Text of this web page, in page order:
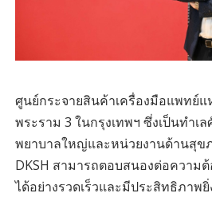
ศูนย์กระจายสินค้าเครื่องมือแพทย์
พระราม 3 ในกรุงเทพฯ ซึ่งเป็นทำเ
พยาบาลใหญ่และหน่วยงานด้านสุ
DKSH สามารถตอบสนองต่อความ
ได้อย่างรวดเร็วและมีประสิทธิภาพ